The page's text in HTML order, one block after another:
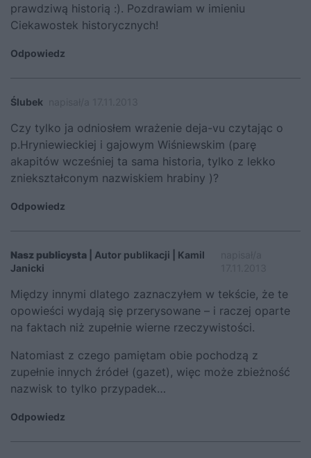
prawdziwą historią :). Pozdrawiam w imieniu
Ciekawostek historycznych!
Odpowiedz
Ślubek
Czy tylko ja odniosłem wrażenie deja-vu czytając o
p.Hryniewieckiej i gajowym Wiśniewskim (parę
akapitów wcześniej ta sama historia, tylko z lekko
zniekształconym nazwiskiem hrabiny )?
Odpowiedz
Nasz publicysta | Autor publikacji | Kamil
Janicki
Między innymi dlatego zaznaczyłem w tekście, że te
opowieści wydają się przerysowane – i raczej oparte
na faktach niż zupełnie wierne rzeczywistości.
Natomiast z czego pamiętam obie pochodzą z
zupełnie innych źródeł (gazet), więc może zbieżność
nazwisk to tylko przypadek…
Odpowiedz